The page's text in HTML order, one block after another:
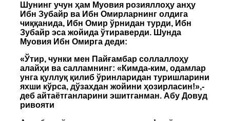
Шунинг учун ҳам Муовия розияллоҳу анҳу
Ибн Зубайр ва Ибн Омирларнинг олдига
чиққанида, Ибн Омир ўрнидан турди, Ибн
Зубайр эса жойида ўтираверди. Шунда
Муовия Ибн Омирга деди:
«Ўтир, чунки мен Пайғамбар соллаллоҳу
алайҳи ва салламнинг: «Кимда-ким, одамлар
унга қуллуқ қилиб ўринларидан туришларини
яхши кўрса, дўзахдан жойини ҳозирласин!»,-
деб айтаётганларини эшитганман. Абу Довуд
ривояти